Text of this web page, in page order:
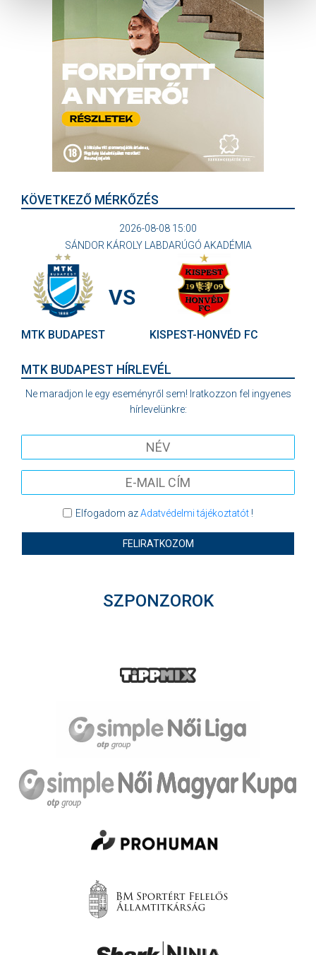
KÖVETKEZŐ MÉRKŐZÉS
2026-08-08 15:00
SÁNDOR KÁROLY LABDARÚGÓ AKADÉMIA
MTK BUDAPEST
VS
KISPEST-HONVÉD FC
MTK BUDAPEST HÍRLEVÉL
Ne maradjon le egy eseményről sem! Iratkozzon fel ingyenes
hírlevelünkre:
Elfogadom azAdatvédelmi tájékoztatót!
FELIRATKOZOM
SZPONZOROK